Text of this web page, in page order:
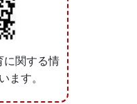
に関する情
ます。